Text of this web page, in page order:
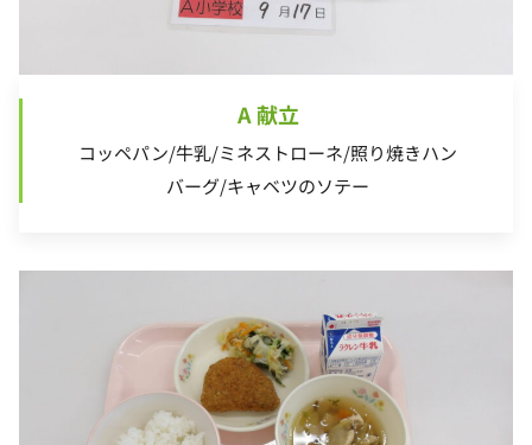
A 献立
コッペパン/牛乳/ミネストローネ/照り焼きハン
バーグ/キャベツのソテー